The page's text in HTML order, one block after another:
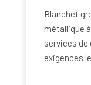
Blanchet
métallique
services de
exigences